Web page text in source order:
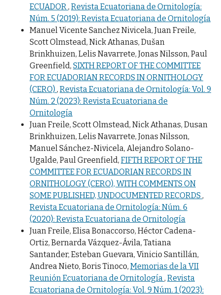
ECUADOR, Revista Ecuatoriana de Ornitología:
Núm. 5 (2019): Revista Ecuatoriana de Ornitología
Manuel Vicente Sanchez Nivicela, Juan Freile,
Scott Olmstead, Nick Athanas, Dušan
Brinkhuizen, Lelis Navarrete, Jonas Nilsson, Paul
Greenfield, SIXTH REPORT OF THE COMMITTEE
FOR ECUADORIAN RECORDS IN ORNITHOLOGY
(CERO) , Revista Ecuatoriana de Ornitología: Vol. 9
Núm. 2 (2023): Revista Ecuatoriana de
Ornitología
Juan Freile, Scott Olmstead, Nick Athanas, Dusan
Brinkhuizen, Lelis Navarrete, Jonas Nilsson,
Manuel Sánchez-Nivicela, Alejandro Solano-
Ugalde, Paul Greenfield, FIFTH REPORT OF THE
COMMITTEE FOR ECUADORIAN RECORDS IN
ORNITHOLOGY (CERO), WITH COMMENTS ON
SOME PUBLISHED, UNDOCUMENTED RECORDS ,
Revista Ecuatoriana de Ornitología: Núm. 6
(2020): Revista Ecuatoriana de Ornitología
Juan Freile, Elisa Bonaccorso, Héctor Cadena-
Ortiz, Bernarda Vázquez-Ávila, Tatiana
Santander, Esteban Guevara, Vinicio Santillán,
Andrea Nieto, Boris Tinoco, Memorias de la VII
Reunión Ecuatoriana de Ornitología, Revista
Ecuatoriana de Ornitología: Vol. 9 Núm. 1 (2023):